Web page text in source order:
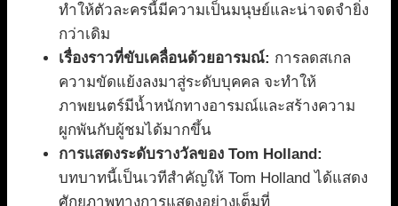
ทำให้ตัวละครนี้มีความเป็นมนุษย์และน่าจดจำยิ่ง
กว่าเดิม
เรื่องราวที่ขับเคลื่อนด้วยอารมณ์: การลดสเกล
ความขัดแย้งลงมาสู่ระดับบุคคล จะทำให้
ภาพยนตร์มีน้ำหนักทางอารมณ์และสร้างความ
ผูกพันกับผู้ชมได้มากขึ้น
การแสดงระดับรางวัลของ Tom Holland:
บทบาทนี้เป็นเวทีสำคัญให้ Tom Holland ได้แสดง
ศักยภาพทางการแสดงอย่างเต็มที่